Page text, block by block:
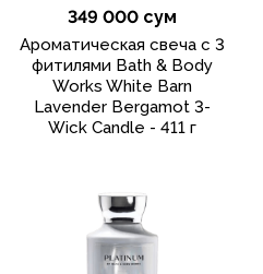
349 000 сум
Ароматическая свеча с 3
фитилями Bath & Body
Works White Barn
Lavender Bergamot 3-
Wick Candle - 411 г